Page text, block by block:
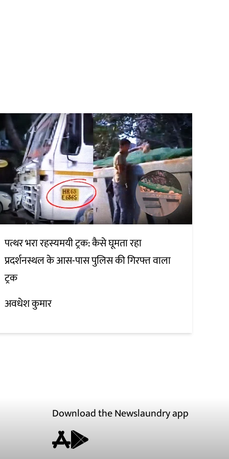
पत्थर भरा रहस्यमयी ट्रक: कैसे घूमता रहा
प्रदर्शनस्थल के आस-पास पुलिस की गिरफ्त वाला
ट्रक
अवधेश कुमार
Download the Newslaundry app